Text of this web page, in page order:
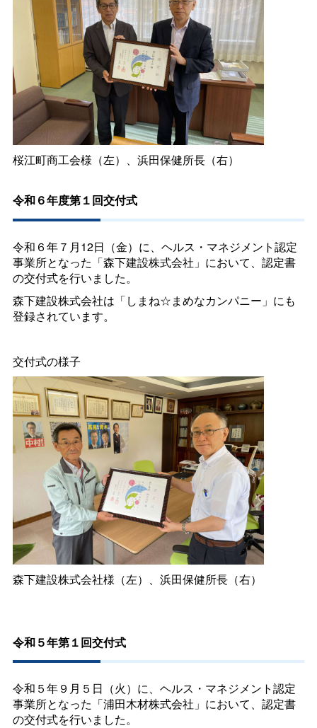
桜江町商工会様（左）、浜田保健所長（右）
令和６年度第１回交付式
令和６年７月12日（金）に、ヘルス・マネジメント認定
事業所となった「森下建設株式会社」において、認定書
の交付式を行いました。
森下建設株式会社は「しまね☆まめなカンパニー」にも
登録されています。
交付式の様子
森下建設株式会社様（左）、浜田保健所長（右）
令和５年第１回交付式
令和５年９月５日（火）に、ヘルス・マネジメント認定
事業所となった「浦田木材株式会社」において、認定書
の交付式を行いました。